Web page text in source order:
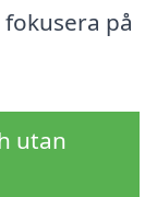
på
utan